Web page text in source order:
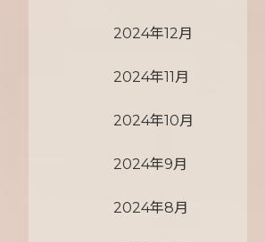
2024年12月
2024年11月
2024年10月
2024年9月
2024年8月